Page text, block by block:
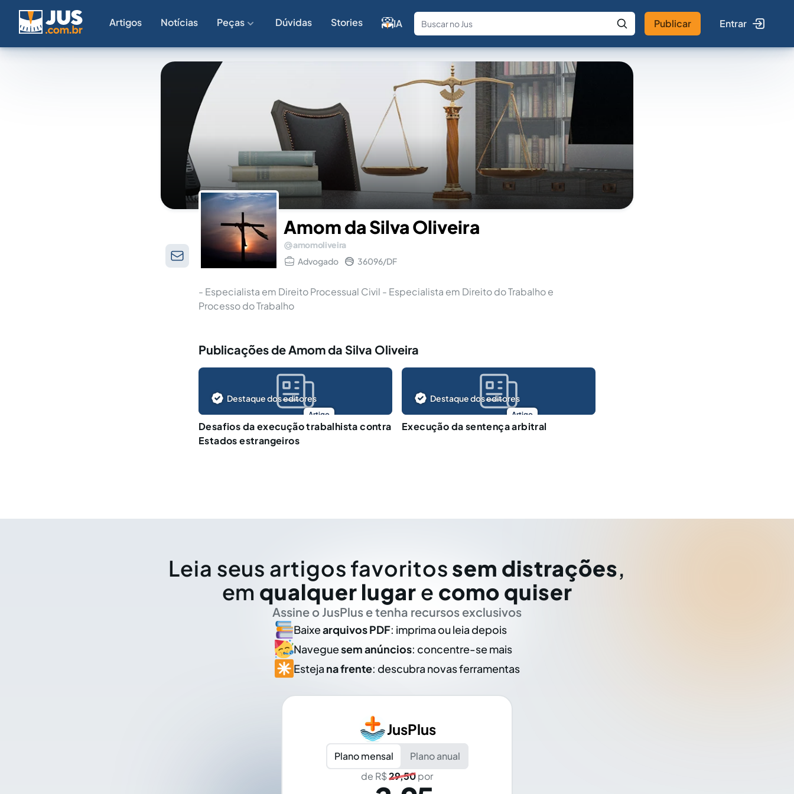
Artigos Notícias Peças Dúvidas Stories IA
Fale com a IA Buscar no Jus
Publicar Entrar
Amom da Silva Oliveira
amomoliveira
Advogado
36096/DF
- Especialista em Direito Processual Civil - Especialista em Direito do Trabalho e
Processo do Trabalho
Publicações de Amom da Silva Oliveira
Artigo
Destaque dos editores
Desafios da execução trabalhista contra
Estados estrangeiros
Artigo
Destaque dos editores
Execução da sentença arbitral
Leia seus artigos favoritos sem distrações,
em qualquer lugar e como quiser
Assine o JusPlus e tenha recursos exclusivos
Baixearquivos PDF: imprima ou leia depois
Naveguesem anúncios: concentre-se mais
Esteja na frente: descubra novas ferramentas
JusPlus
Plano mensal
Plano anual
de R$29,50por